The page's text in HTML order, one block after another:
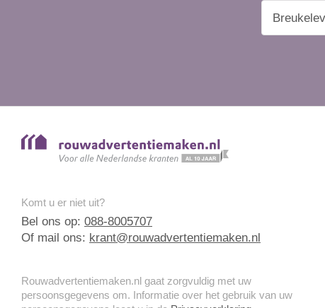
Komt u er niet uit?
Bel ons op: 088-8005707
Of mail ons: krant@rouwadvertentiemaken.nl
Rouwadvertentiemaken.nl gaat zorgvuldig met uw
persoonsgegevens om. Informatie over het gebruik van uw